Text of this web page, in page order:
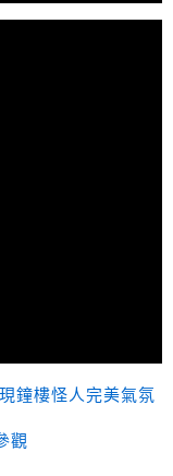
鐘樓怪人完美氣氛
觀